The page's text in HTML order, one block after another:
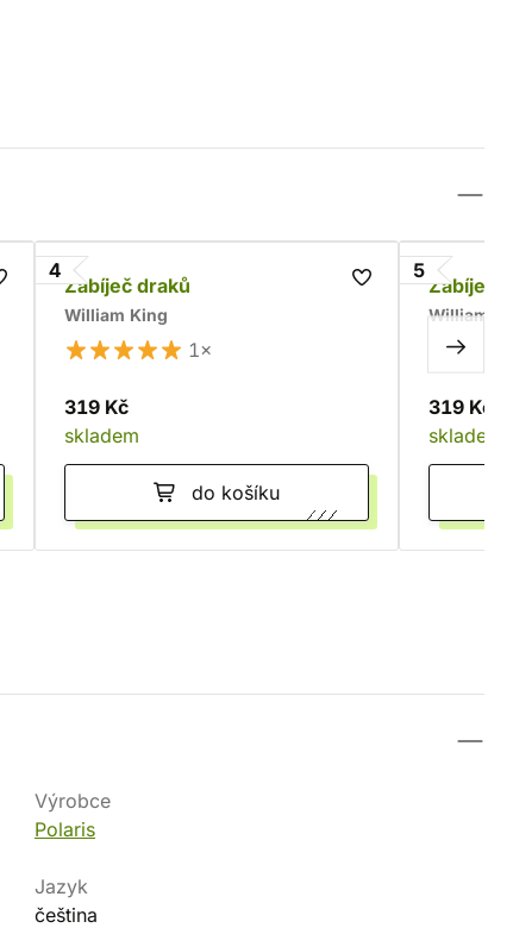
4
Zabíječ draků
William King
1×
319 Kč
skladem
do košíku
5
Zabíječ
William
319 Kč
skladem
Výrobce
Polaris
Jazyk
čeština